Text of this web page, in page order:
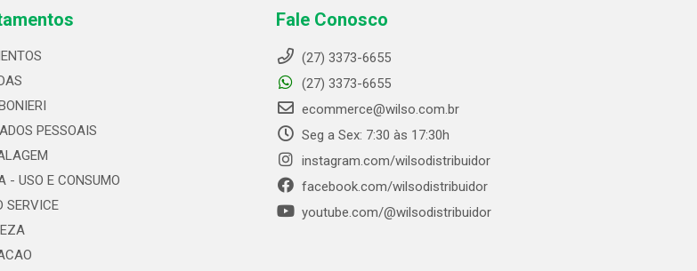
PESSOAIS
- USO E CONSUMO
SERVICE
Fale Conosco
(27) 3373-6655
(27) 3373-6655
ecommerce@wilso.com.br
Seg a Sex: 7:30 às 17:30h
instagram.com/wilsodistribuidor
facebook.com/wilsodistribuidor
youtube.com/@wilsodistribuidor